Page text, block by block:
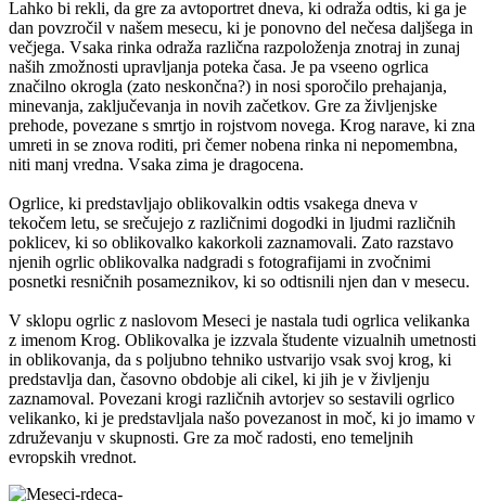
Lahko bi rekli, da gre za avtoportret dneva, ki odraža odtis, ki ga je
dan povzročil v našem mesecu, ki je ponovno del nečesa daljšega in
večjega. Vsaka rinka odraža različna razpoloženja znotraj in zunaj
naših zmožnosti upravljanja poteka časa. Je pa vseeno ogrlica
značilno okrogla (zato neskončna?) in nosi sporočilo prehajanja,
minevanja, zaključevanja in novih začetkov. Gre za življenjske
prehode, povezane s smrtjo in rojstvom novega. Krog narave, ki zna
umreti in se znova roditi, pri čemer nobena rinka ni nepomembna,
niti manj vredna. Vsaka zima je dragocena.
Ogrlice, ki predstavljajo oblikovalkin odtis vsakega dneva v
tekočem letu, se srečujejo z različnimi dogodki in ljudmi različnih
poklicev, ki so oblikovalko kakorkoli zaznamovali. Zato razstavo
njenih ogrlic oblikovalka nadgradi s fotografijami in zvočnimi
posnetki resničnih posameznikov, ki so odtisnili njen dan v mesecu.
V sklopu ogrlic z naslovom Meseci je nastala tudi ogrlica velikanka
z imenom Krog. Oblikovalka je izzvala študente vizualnih umetnosti
in oblikovanja, da s poljubno tehniko ustvarijo vsak svoj krog, ki
predstavlja dan, časovno obdobje ali cikel, ki jih je v življenju
zaznamoval. Povezani krogi različnih avtorjev so sestavili ogrlico
velikanko, ki je predstavljala našo povezanost in moč, ki jo imamo v
združevanju v skupnosti. Gre za moč radosti, eno temeljnih
evropskih vrednot.